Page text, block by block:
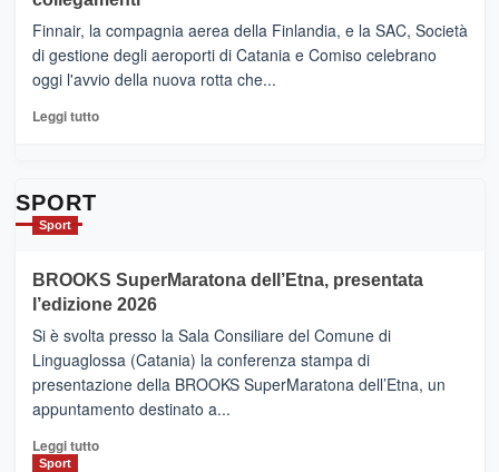
–
Ci
siamo
quasi….
pronti
per
Finnair, la compagnia aerea della Finlandia, e la SAC, Società
di gestione degli aeroporti di Catania e Comiso celebrano
oggi l'avvio della nuova rotta che...
Leggi tuttoLeggi
con
la
Al
via
i
collegamenti
SPORT
Sport
BROOKS SuperMaratona dell’Etna, presentata
l’edizione 2026
Si è svolta presso la Sala Consiliare del Comune di
Linguaglossa (Catania) la conferenza stampa di
presentazione della BROOKS SuperMaratona dell’Etna, un
appuntamento destinato a...
Leggi tuttoLeggi
Sport